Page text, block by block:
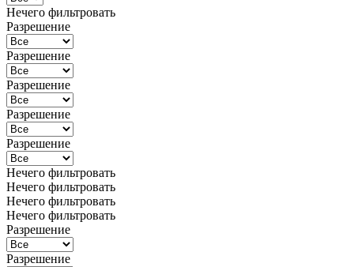
Нечего фильтровать
Разрешение
Разрешение
Разрешение
Разрешение
Разрешение
Нечего фильтровать
Нечего фильтровать
Нечего фильтровать
Нечего фильтровать
Разрешение
Разрешение